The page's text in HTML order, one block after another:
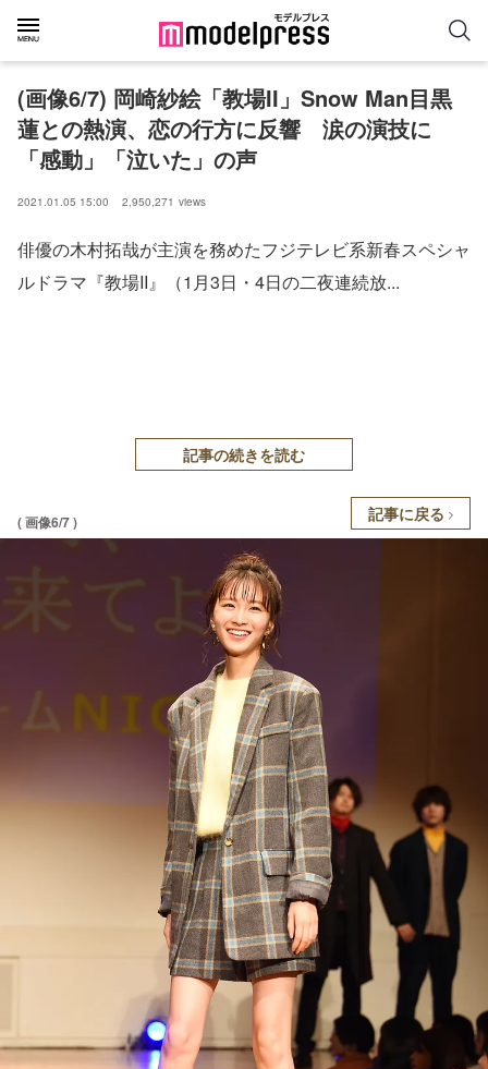
(画像6/7) 岡崎紗絵「教場II」Snow Man目黒
蓮との熱演、恋の行方に反響 涙の演技に
「感動」「泣いた」の声
2021.01.05 15:00 2,950,271 views
俳優の木村拓哉が主演を務めたフジテレビ系新春スペシャ
ルドラマ『教場II』（1月3日・4日の二夜連続放...
記事の続きを読む
( 画像6/7 ) 記事に戻る